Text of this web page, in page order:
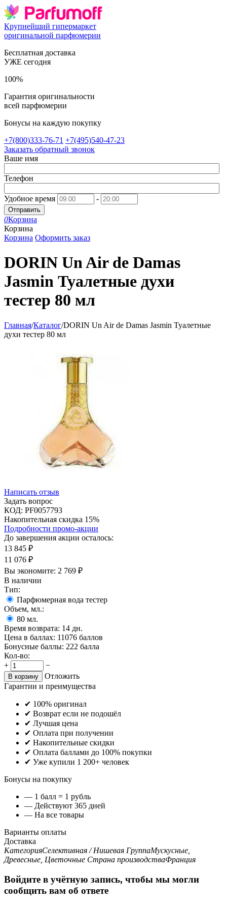
Крупнейший гипермаркет
оригинальной парфюмерии
Бесплатная доставка
УЖЕ сегодня
100%
Гарантия оригинальности
всей парфюмерии
Бонусы на каждую покупку
+7(800)333-76-71 +7(495)540-47-23
Заказать обратный звонок
Ваше имя
Телефон
Удобное время -
Отправить
0Корзина
Корзина
Корзина Оформить заказ
DORIN Un Air de Damas
Jasmin Туалетные духи
тестер 80 мл
Главная/Каталог/DORIN Un Air de Damas Jasmin Туалетные
духи тестер 80 мл
Написать отзыв
Задать вопрос
КОД: PF0057793
Накопительная скидка 15%
Подробности промо-акции
До завершения акции осталось:
13 845 ₽
11 076 ₽
Вы экономите: 2 769 ₽
В наличии
Тип:
Парфюмерная вода тестер
Объем, мл.:
80 мл.
Время возврата: 14 дн.
Цена в баллах: 11076 баллов
Бонусные баллы: 222 балла
Кол-во:
+
−
В корзину
Отложить
Гарантии и преимущества
✔ 100% оригинал
✔ Возврат если не подошёл
✔ Лучшая цена
✔ Оплата при получении
✔ Накопительные скидки
✔ Оплата баллами до 100% покупки
✔ Уже купили 1 200+ человек
Бонусы на покупку
— 1 балл = 1 рубль
— Действуют 365 дней
— На все товары
Варианты оплаты
Доставка
КатегорияСелективная / Нишевая ГруппаМускусные,
Древесные, Цветочные Страна производстваФранция
Войдите в учётную запись, чтобы мы могли
сообщить вам об ответе